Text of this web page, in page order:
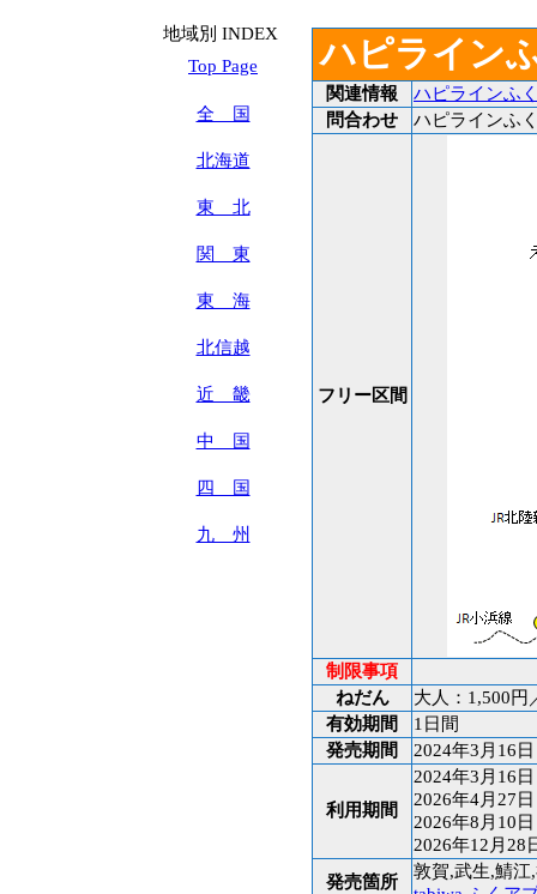
地域別 INDEX
Top Page
全 国
北海道
東 北
関 東
東 海
北信越
近 畿
中 国
四 国
九 州
ハピライン
関連情報
ハピラインふ
問合わせ
ハピラインふ
フリー区間
制限事項
ねだん
大人：1,500円
有効期間
1日間
発売期間
2024年3月16
利用期間
2024年3月16
2026年4月27
2026年8月10
2026年12月28
発売箇所
敦賀,武生,鯖江